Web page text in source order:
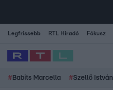
Legfrissebb RTL Híradó Fókusz
# Babits Marcella #Szellő István